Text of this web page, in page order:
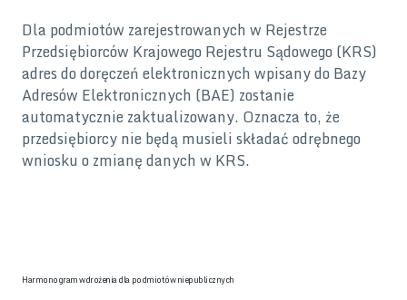
Dla podmiotów zarejestrowanych w Rejestrze
Przedsiębiorców Krajowego Rejestru Sądowego (KRS)
adres do doręczeń elektronicznych wpisany do Bazy
Adresów Elektronicznych (BAE) zostanie
automatycznie zaktualizowany. Oznacza to, że
przedsiębiorcy nie będą musieli składać odrębnego
wniosku o zmianę danych w KRS.
Harmonogram wdrożenia dla podmiotów niepublicznych